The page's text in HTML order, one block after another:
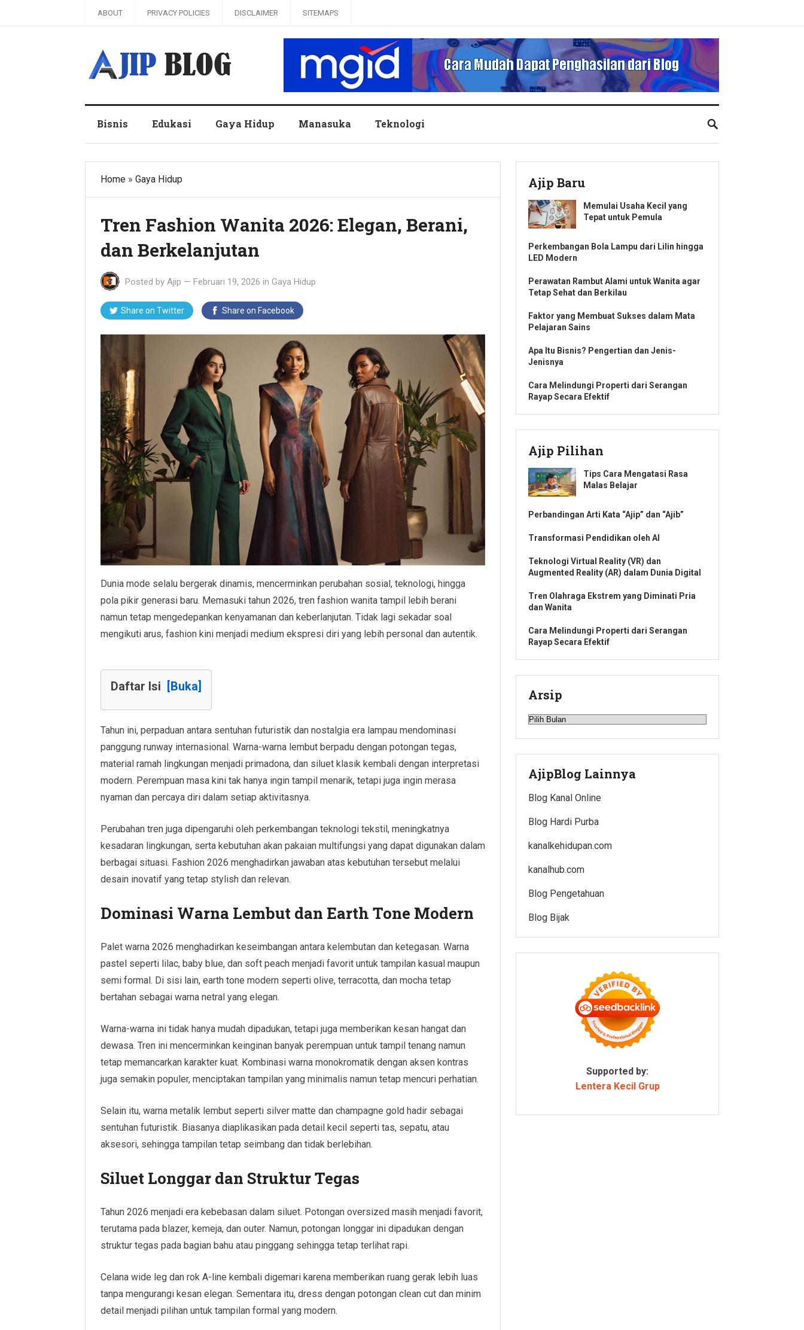
ABOUT PRIVACY POLICIES DISCLAIMER SITEMAPS
Bisnis Edukasi Gaya Hidup Manasuka Teknologi
Home » Gaya Hidup
Tren Fashion Wanita 2026: Elegan, Berani,
dan Berkelanjutan
Posted by Ajip — Februari 19, 2026 in Gaya Hidup
Share on Twitter Share on Facebook
Dunia mode selalu bergerak dinamis, mencerminkan perubahan sosial, teknologi, hingga
pola pikir generasi baru. Memasuki tahun 2026, tren fashion wanita tampil lebih berani
namun tetap mengedepankan kenyamanan dan keberlanjutan. Tidak lagi sekadar soal
mengikuti arus, fashion kini menjadi medium ekspresi diri yang lebih personal dan autentik.
Daftar Isi [Buka]
Tahun ini, perpaduan antara sentuhan futuristik dan nostalgia era lampau mendominasi
panggung runway internasional. Warna-warna lembut berpadu dengan potongan tegas,
material ramah lingkungan menjadi primadona, dan siluet klasik kembali dengan interpretasi
modern. Perempuan masa kini tak hanya ingin tampil menarik, tetapi juga ingin merasa
nyaman dan percaya diri dalam setiap aktivitasnya.
Perubahan tren juga dipengaruhi oleh perkembangan teknologi tekstil, meningkatnya
kesadaran lingkungan, serta kebutuhan akan pakaian multifungsi yang dapat digunakan dalam
berbagai situasi. Fashion 2026 menghadirkan jawaban atas kebutuhan tersebut melalui
desain inovatif yang tetap stylish dan relevan.
Dominasi Warna Lembut dan Earth Tone Modern
Palet warna 2026 menghadirkan keseimbangan antara kelembutan dan ketegasan. Warna
pastel seperti lilac, baby blue, dan soft peach menjadi favorit untuk tampilan kasual maupun
semi formal. Di sisi lain, earth tone modern seperti olive, terracotta, dan mocha tetap
bertahan sebagai warna netral yang elegan.
Warna-warna ini tidak hanya mudah dipadukan, tetapi juga memberikan kesan hangat dan
dewasa. Tren ini mencerminkan keinginan banyak perempuan untuk tampil tenang namun
tetap memancarkan karakter kuat. Kombinasi warna monokromatik dengan aksen kontras
juga semakin populer, menciptakan tampilan yang minimalis namun tetap mencuri perhatian.
Selain itu, warna metalik lembut seperti silver matte dan champagne gold hadir sebagai
sentuhan futuristik. Biasanya diaplikasikan pada detail kecil seperti tas, sepatu, atau
aksesori, sehingga tampilan tetap seimbang dan tidak berlebihan.
Siluet Longgar dan Struktur Tegas
Tahun 2026 menjadi era kebebasan dalam siluet. Potongan oversized masih menjadi favorit,
terutama pada blazer, kemeja, dan outer. Namun, potongan longgar ini dipadukan dengan
struktur tegas pada bagian bahu atau pinggang sehingga tetap terlihat rapi.
Celana wide leg dan rok A-line kembali digemari karena memberikan ruang gerak lebih luas
tanpa mengurangi kesan elegan. Sementara itu, dress dengan potongan clean cut dan minim
detail menjadi pilihan untuk tampilan formal yang modern.
Ajip Baru
Memulai Usaha Kecil yang
Tepat untuk Pemula
Perkembangan Bola Lampu dari Lilin hingga
LED Modern
Perawatan Rambut Alami untuk Wanita agar
Tetap Sehat dan Berkilau
Faktor yang Membuat Sukses dalam Mata
Pelajaran Sains
Apa Itu Bisnis? Pengertian dan Jenis-
Jenisnya
Cara Melindungi Properti dari Serangan
Rayap Secara Efektif
Ajip Pilihan
Tips Cara Mengatasi Rasa
Malas Belajar
Perbandingan Arti Kata “Ajip” dan “Ajib”
Transformasi Pendidikan oleh AI
Teknologi Virtual Reality (VR) dan
Augmented Reality (AR) dalam Dunia Digital
Tren Olahraga Ekstrem yang Diminati Pria
dan Wanita
Cara Melindungi Properti dari Serangan
Rayap Secara Efektif
Arsip
Arsip
AjipBlog Lainnya
Blog Kanal Online
Blog Hardi Purba
kanalkehidupan.com
kanalhub.com
Blog Pengetahuan
Blog Bijak
Supported by:
Lentera Kecil Grup